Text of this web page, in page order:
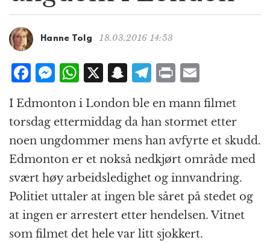
i
n
Hanne Tolg 18.03.2016 14:53
F
c
e
b
o
o
k
M
ss
e
n
g
e
r
W
h
at
s
A
p
p
X S
n
a
p
c
h
at
T
e
g
r
a
m
P
n
t
m
ai
l
I Edmonton i London ble en mann filmet
torsdag ettermiddag da han stormet etter
noen ungdommer mens han avfyrte et skudd.
Edmonton er et nokså nedkjørt område med
svært høy arbeidsledighet og innvandring.
Politiet uttaler at ingen ble såret på stedet og
at ingen er arrestert etter hendelsen. Vitnet
som filmet det hele var litt sjokkert.